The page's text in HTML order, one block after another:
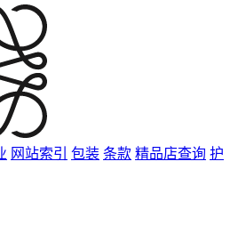
网站索引 包装 条款 精品店查询 护